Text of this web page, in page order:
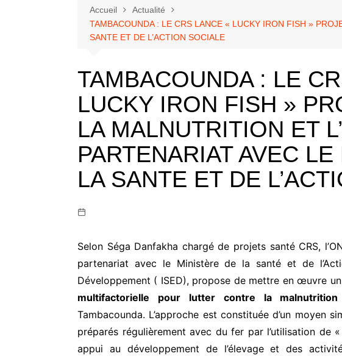
Accueil
Actualité
TAMBACOUNDA : LE CRS LANCE « LUCKY IRON FISH »
SANTE ET DE L’ACTION SOCIALE
TAMBACOUNDA : LE
LUCKY IRON FISH »
LA MALNUTRITION ET
PARTENARIAT AVEC
LA SANTE ET DE
Selon Séga Danfakha chargé de projets santé CRS,
partenariat avec le Ministère de la santé et de
Développement ( ISED), propose de mettre en œuvre
multifactorielle pour lutter contre la malnutrition
Tambacounda. L’approche est constituée d’un moyen
préparés régulièrement avec du fer par l’utilisation de
appui au développement de l’élevage et des